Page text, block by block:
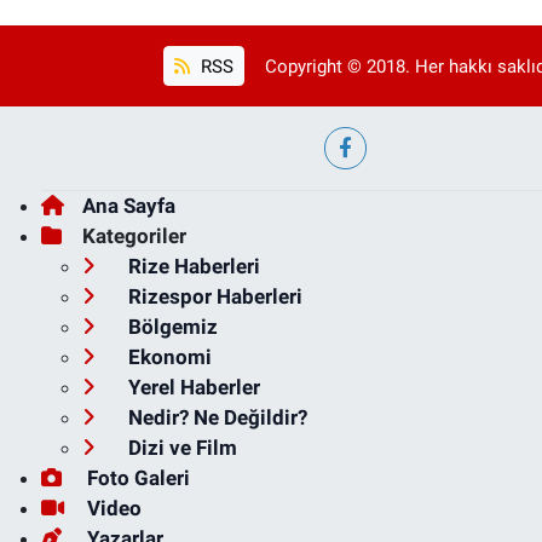
RSS Copyright © 2018. Her hakkı
Ana Sayfa
Kategoriler
Rize Haberleri
Rizespor Haberleri
Bölgemiz
Ekonomi
Yerel Haberler
Nedir? Ne Değildir?
Dizi ve Film
Foto Galeri
Video